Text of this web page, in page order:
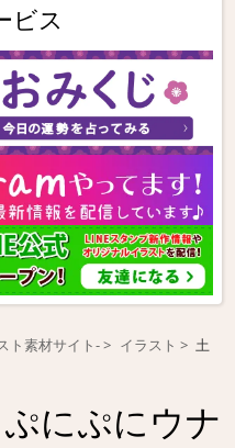
ビス
ト素材サイト- イラスト
土
にぷにウナ